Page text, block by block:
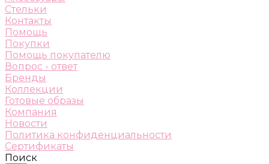
Стельки
Контакты
Помощь
Покупки
Помощь покупателю
Вопрос - ответ
Бренды
Коллекции
Готовые образы
Компания
Новости
Политика конфиденциальности
Сертификаты
Поиск